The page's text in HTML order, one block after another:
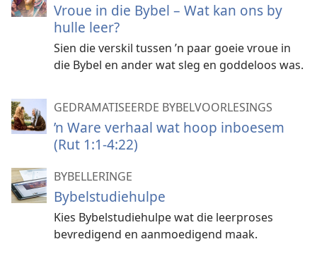
Vroue in die Bybel – Wat kan ons by
hulle leer?
Sien die verskil tussen ’n paar goeie vroue in
die Bybel en ander wat sleg en goddeloos was.
GEDRAMATISEERDE BYBELVOORLESINGS
’n Ware verhaal wat hoop inboesem
(Rut 1:1-4:22)
BYBELLERINGE
Bybelstudiehulpe
Kies Bybelstudiehulpe wat die leerproses
bevredigend en aanmoedigend maak.